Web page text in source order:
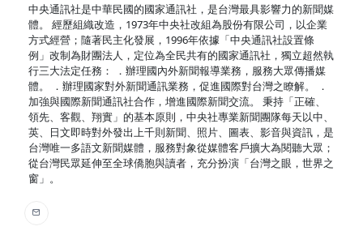
中央通訊社是中華民國的國家通訊社，是台灣最具影響力的新聞媒
體。 經歷組織改造，1973年中央社改組為股份有限公司，以企業
方式經營；隨著民主化發展，1996年依據「中央通訊社設置條
例」改制為財團法人，定位為全民共有的國家通訊社，獨立超然執
行三大法定任務： ．辦理國內外新聞報導業務，服務大眾傳播媒
體。 ．辦理國家對外新聞通訊業務，促進國際對台灣之瞭解。 ．
加強與國際新聞通訊社合作，增進國際新聞交流。 秉持「正確、
領先、客觀、翔實」的基本原則，中央社專業新聞團隊每天以中、
英、日文即時對外發出上千則新聞、照片、圖表、影音與資訊，是
台灣唯一多語文新聞媒體，服務對象從媒體客戶擴大為閱聽大眾；
從台灣民眾延伸至全球僑胞與讀者，充分扮演「台灣之眼，世界之
窗」。